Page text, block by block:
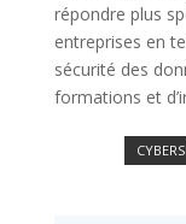
répondre plus
entreprises en
sécurité des
formations et